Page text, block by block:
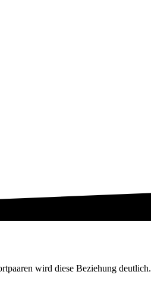
wird diese Beziehung deutlich.